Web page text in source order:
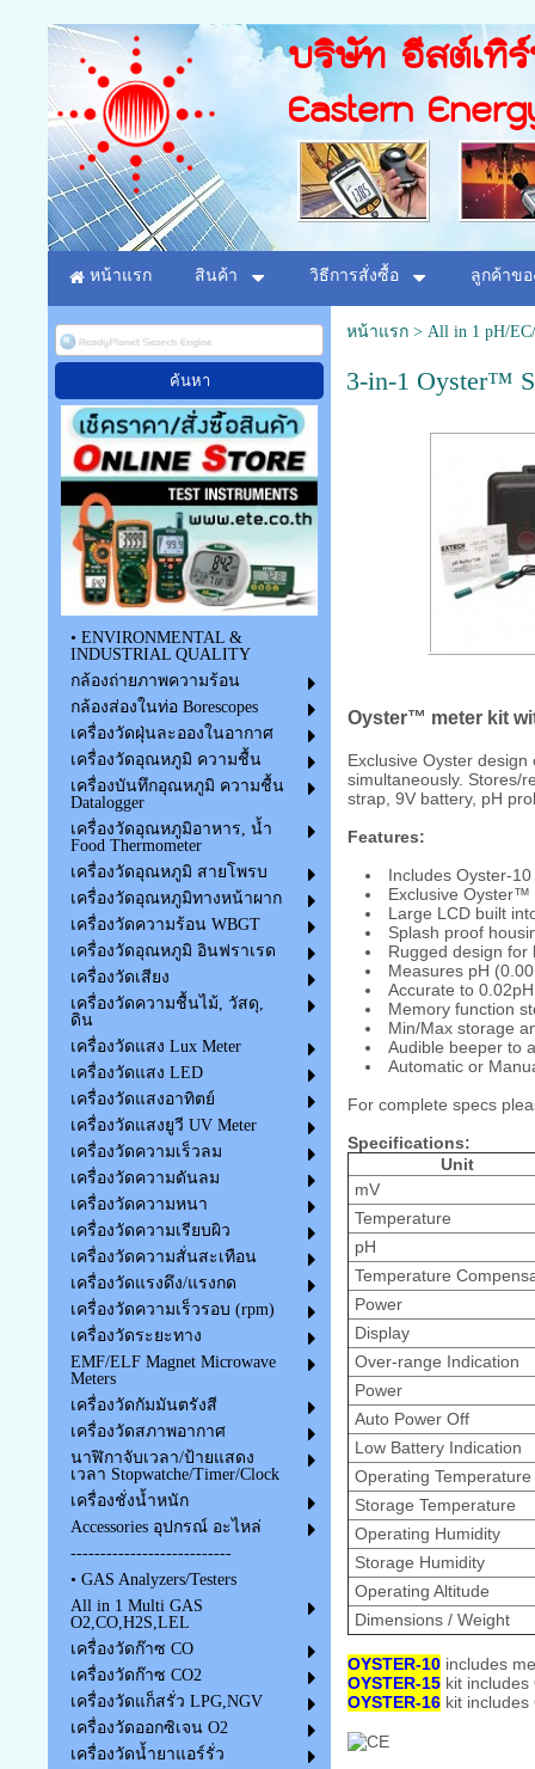
บริษัท อีสต์เทิ
Eastern
หน้าแรก สินค้า วิธีการสั่งซื้อ ลูกค้าขอ
• ENVIRONMENTAL &
INDUSTRIAL QUALITY
กล้องถ่ายภาพความร้อน
กล้องส่องในท่อ Borescopes
เครื่องวัดฝุ่นละอองในอากาศ
เครื่องวัดอุณหภูมิ ความชื้น
เครื่องบันทึกอุณหภูมิ ความชื้น
Datalogger
เครื่องวัดอุณหภูมิอาหาร, น้ำ
Food Thermometer
เครื่องวัดอุณหภูมิ สายโพรบ
เครื่องวัดอุณหภูมิทางหน้าผาก
เครื่องวัดความร้อน WBGT
เครื่องวัดอุณหภูมิ อินฟราเรด
เครื่องวัดเสียง
เครื่องวัดความชื้นไม้, วัสดุ,
ดิน
เครื่องวัดแสง Lux Meter
เครื่องวัดแสง LED
เครื่องวัดแสงอาทิตย์
เครื่องวัดแสงยูวี UV Meter
เครื่องวัดความเร็วลม
เครื่องวัดความดันลม
เครื่องวัดความหนา
เครื่องวัดความเรียบผิว
เครื่องวัดความสั่นสะเทือน
เครื่องวัดแรงดึง/แรงกด
เครื่องวัดความเร็วรอบ (rpm)
เครื่องวัดระยะทาง
EMF/ELF Magnet Microwave
Meters
เครื่องวัดกัมมันตรังสี
เครื่องวัดสภาพอากาศ
นาฬิกาจับเวลา/ป้ายแสดง
เวลา Stopwatche/Timer/Clock
เครื่องชั่งน้ำหนัก
Accessories อุปกรณ์ อะไหล่
---------------------------
• GAS Analyzers/Testers
All in 1 Multi GAS
O2,CO,H2S,LEL
เครื่องวัดก๊าซ CO
เครื่องวัดก๊าซ CO2
เครื่องวัดแก็สรั่ว LPG,NGV
เครื่องวัดออกซิเจน O2
เครื่องวัดน้ำยาแอร์รั่ว
หน้าแรก> All in 1 pH/
3-in-1 Oyster™
Oyster™ meter kit
Exclusive Oyster
simultaneously. Stores/
strap, 9V battery, pH
Features:
Includes Oyster-
Exclusive Oyster™
Large LCD built
Splash proof
Rugged design for
Measures pH
Accurate to
Memory function
Min/Max storage
Audible beeper to
Automatic or
For complete specs
Specifications:
Unit
mV
Temperature
pH
Temperature
Power
Display
Over-range Indication
Power
Auto Power Off
Low Battery Indication
Operating Temperature
Storage Temperature
Operating Humidity
Storage Humidity
Operating Altitude
Dimensions / Weight
OYSTER-10includes
OYSTER-15kit includes
OYSTER-16kit includes